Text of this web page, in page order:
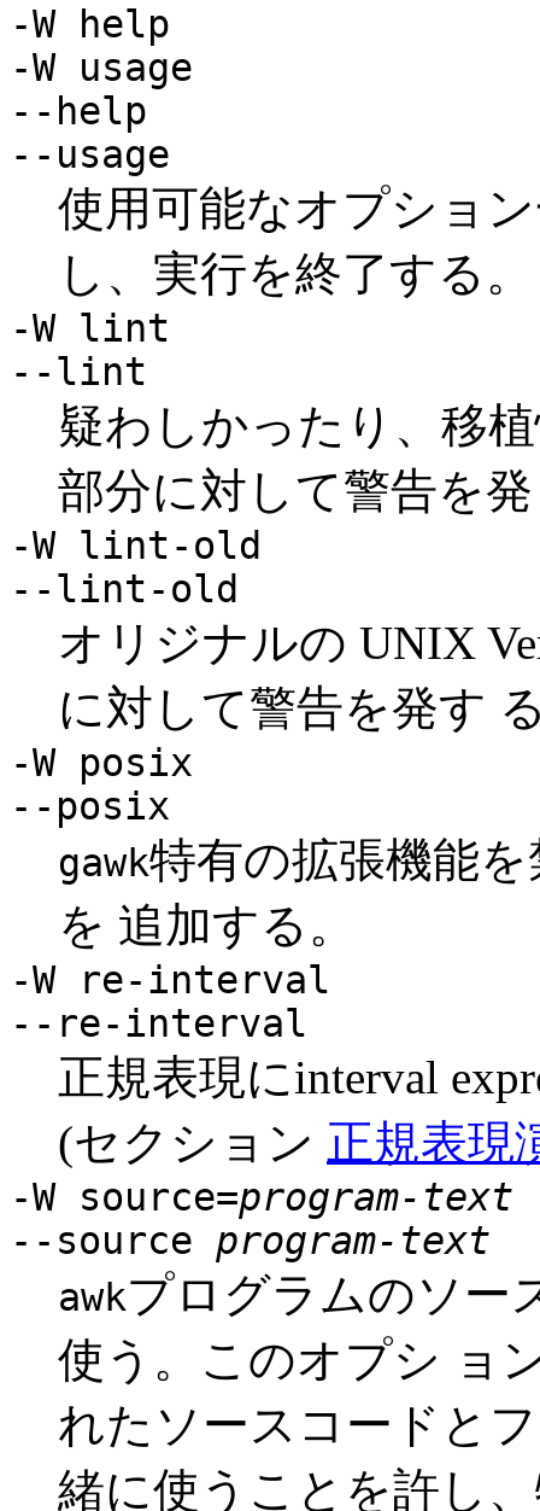
-W help
-W usage
--help
--usage
使用可能なオプショ
し、実行を終了する。
-W lint
--lint
疑わしかったり、移
部分に対して警告を
-W lint-old
--lint-old
オリジナルの UNIX
に対して警告を発す
-W posix
--posix
gawk特有の拡張機能
を 追加する。
-W re-interval
--re-interval
正規表現にinterval
(セクション 正規表現
-W source=program-text
--source program-text
awkプログラムのソー
使う。このオプシ ョ
れたソースコードと
緒に使うことを許し